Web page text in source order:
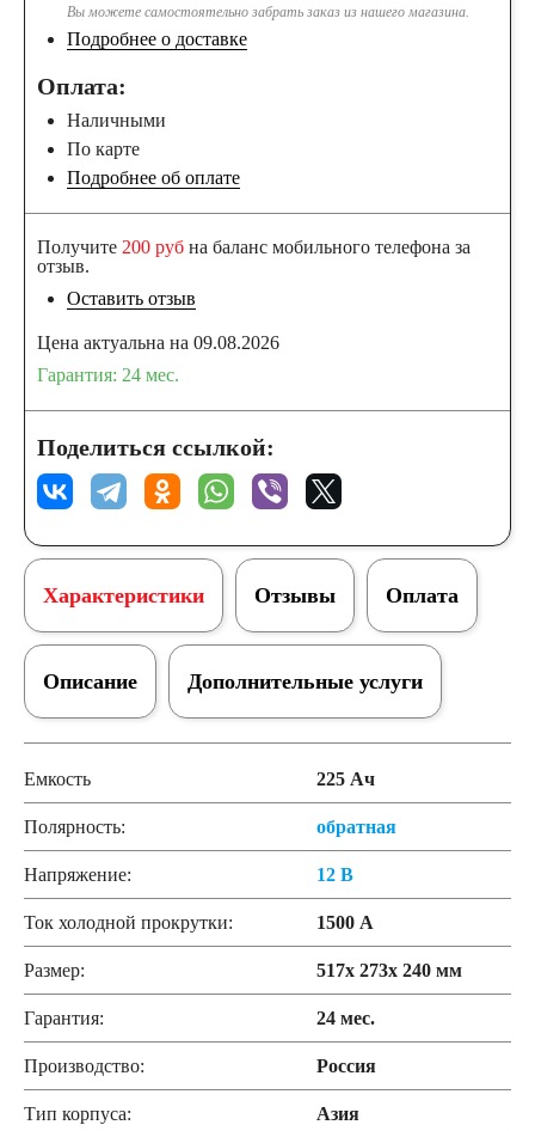
Вы можете самостоятельно забрать заказ из нашего магазина.
Подробнее о доставке
Оплата:
Наличными
По карте
Подробнее об оплате
Получите 200 руб на баланс мобильного телефона за
отзыв.
Оставить отзыв
Цена актуальна на 09.08.2026
Гарантия: 24 мес.
Поделиться ссылкой:
Характеристики
Дополнительные услуги
Отзывы Оплата
Описание
Емкость 225 Ач
Полярность: обратная
Напряжение: 12 В
Ток холодной прокрутки: 1500 А
Размер: 517x 273x 240 мм
Гарантия: 24 мес.
Производство: Россия
Тип корпуса: Азия